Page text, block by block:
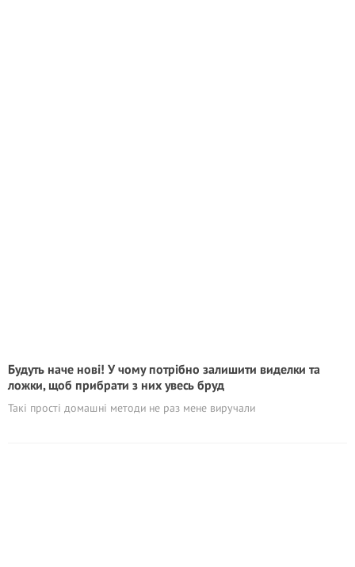
Будуть наче нові! У чому потрібно залишити виделки та
ложки, щоб прибрати з них увесь бруд
Такі прості домашні методи не раз мене виручали